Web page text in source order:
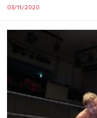
03/11/2020